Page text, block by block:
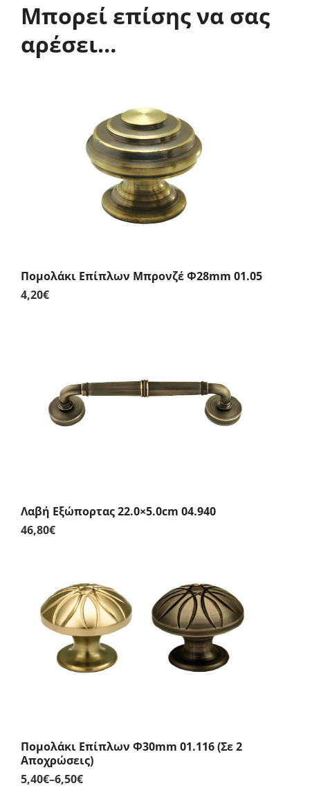
Μπορεί επίσης να σας
αρέσει…
Πομολάκι Επίπλων Μπρονζέ Φ28mm 01.05
4,20€
Λαβή Εξώπορτας 22.0×5.0cm 04.940
46,80€
Πομολάκι Επίπλων Φ30mm 01.116 (Σε 2
Αποχρώσεις)
5,40€–6,50€Price